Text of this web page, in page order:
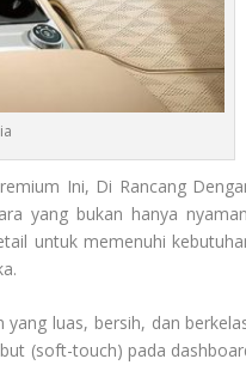
Ini, Di Rancang
yang bukan hanya
untuk memenuhi
luas, bersih, dan
(soft-touch) pada